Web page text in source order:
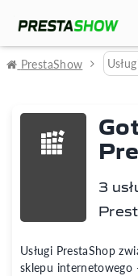
PrestaShow
3
Usługi PrestaShop
sklepu